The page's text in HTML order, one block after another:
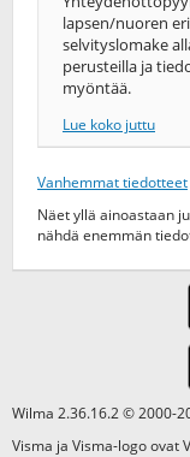
lapsen/nuoren
selvityslomake
perusteilla ja
myöntää.
Lue koko juttu
Vanhemmat tiedotteet
Näet yllä ainoastaan
nähdä enemmän
Wilma 2.36.16.2 © 2000-
Visma ja Visma-logo ovat